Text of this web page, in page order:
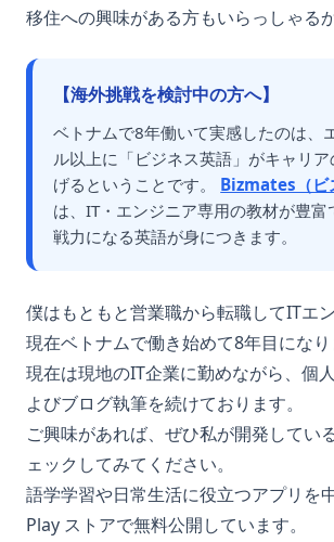
移住への興味がある方もいらっしゃる
【海外挑戦を検討中の方へ】
ベトナムで8年働いて実感したのは、
ル以上に「ビジネス英語」がキャリ
げるということです。 Bizmates（ビ
は、IT・エンジニア専用の教材が豊富
戦力になる英語が身につきます。
僕はもともと営業職から転職してITエ
現在ベトナムで働き始めて8年目になり
現在は現地のIT企業に勤めながら、個
よびブログ執筆を続けております。
ご興味があれば、ぜひ私が開発してい
ェックしてみてください。
語学学習や日常生活に役立つアプリを
Play ストアで無料公開しています。